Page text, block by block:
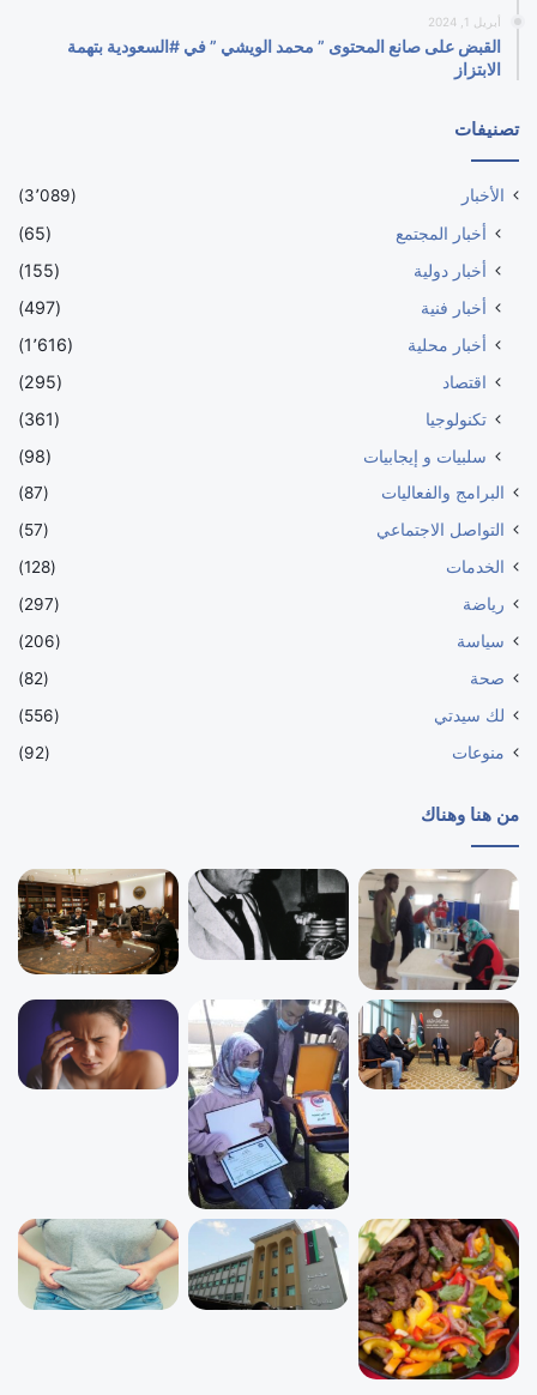
أبريل 1, 2024
القبض على صانع المحتوى ” محمد الويشي ” في #السعودية بتهمة
الابتزاز
تصنيفات
الأخبار (3٬089)
أخبار المجتمع
(65)
أخبار دولية
(155)
أخبار فنية
(497)
أخبار محلية
(1٬616)
اقتصاد
(295)
تكنولوجيا
(361)
سلبيات و إيجابيات
(98)
البرامج والفعاليات
(87)
التواصل الاجتماعي
(57)
الخدمات
(128)
رياضة
(297)
سياسة
(206)
صحة
(82)
لك سيدتي
(556)
منوعات
(92)
من هنا وهناك